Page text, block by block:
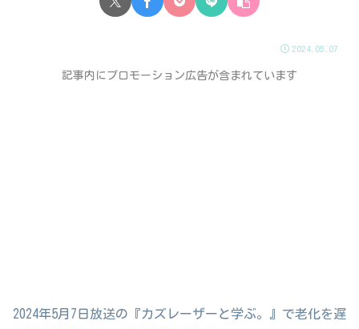
2024.05.07
記事内にプロモーション広告が含まれています
2024年5月7日放送の『カズレーザーと学ぶ。』で老化を遅